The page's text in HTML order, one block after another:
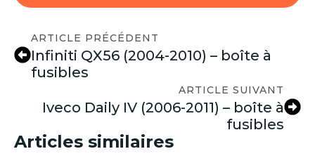
ARTICLE PRÉCÉDENT
Infiniti QX56 (2004-2010) – boîte à
fusibles
ARTICLE SUIVANT
Iveco Daily IV (2006-2011) – boîte à
fusibles
Articles similaires